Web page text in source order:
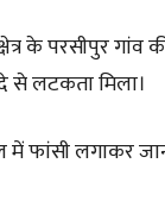
के परसीपुर गांव
लटकता मिला।
में फांसी लगाकर